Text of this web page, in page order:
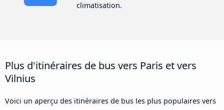
climatisation.
Plus d'itinéraires de bus vers Paris et vers
Vilnius
Voici un aperçu des itinéraires de bus les plus populaires vers